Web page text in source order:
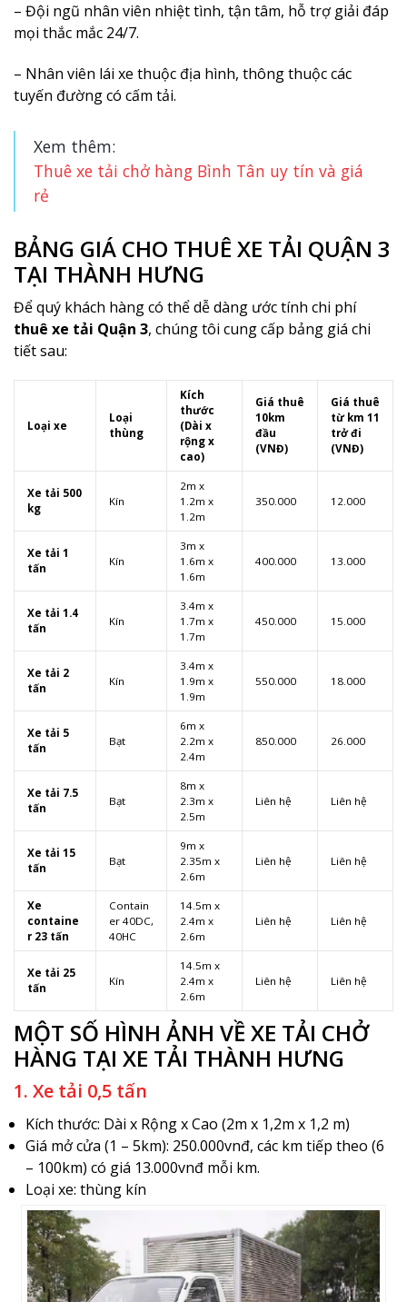
– Đội ngũ nhân viên nhiệt tình, tận tâm, hỗ trợ giải đáp
mọi thắc mắc 24/7.
– Nhân viên lái xe thuộc địa hình, thông thuộc các
tuyến đường có cấm tải.
Xem thêm:
Thuê xe tải chở hàng Bình Tân uy tín và giá
rẻ
BẢNG GIÁ CHO THUÊ XE TẢI QUẬN 3
TẠI THÀNH HƯNG
Để quý khách hàng có thể dễ dàng ước tính chi phí
thuê xe tải Quận 3, chúng tôi cung cấp bảng giá chi
tiết sau:
Loại xe
Loại
thùng
Kích
thước
(Dài x
rộng x
cao)
Giá thuê
10km
đầu
(VNĐ)
Giá thuê
từ km 11
trở đi
(VNĐ)
Xe tải 500
kg
Kín
2m x
1.2m x
1.2m
350.000 12.000
Xe tải 1
tấn
Kín
3m x
1.6m x
1.6m
400.000 13.000
Xe tải 1.4
tấn
Kín
3.4m x
1.7m x
1.7m
450.000 15.000
Xe tải 2
tấn
Kín
3.4m x
1.9m x
1.9m
550.000 18.000
Xe tải 5
tấn
Bạt
6m x
2.2m x
2.4m
850.000 26.000
Xe tải 7.5
tấn
Bạt
8m x
2.3m x
2.5m
Liên hệ Liên hệ
Xe tải 15
tấn
Bạt
9m x
2.35m x
2.6m
Liên hệ Liên hệ
Xe
containe
r 23 tấn
Contain
er 40DC,
40HC
14.5m x
2.4m x
2.6m
Liên hệ Liên hệ
Xe tải 25
tấn
Kín
14.5m x
2.4m x
2.6m
Liên hệ Liên hệ
MỘT SỐ HÌNH ẢNH VỀ XE TẢI CHỞ
HÀNG TẠI XE TẢI THÀNH HƯNG
1. Xe tải 0,5 tấn
Kích thước: Dài x Rộng x Cao (2m x 1,2m x 1,2 m)
Giá mở cửa (1 – 5km): 250.000vnđ, các km tiếp theo (6
– 100km) có giá 13.000vnđ mỗi km.
Loại xe: thùng kín